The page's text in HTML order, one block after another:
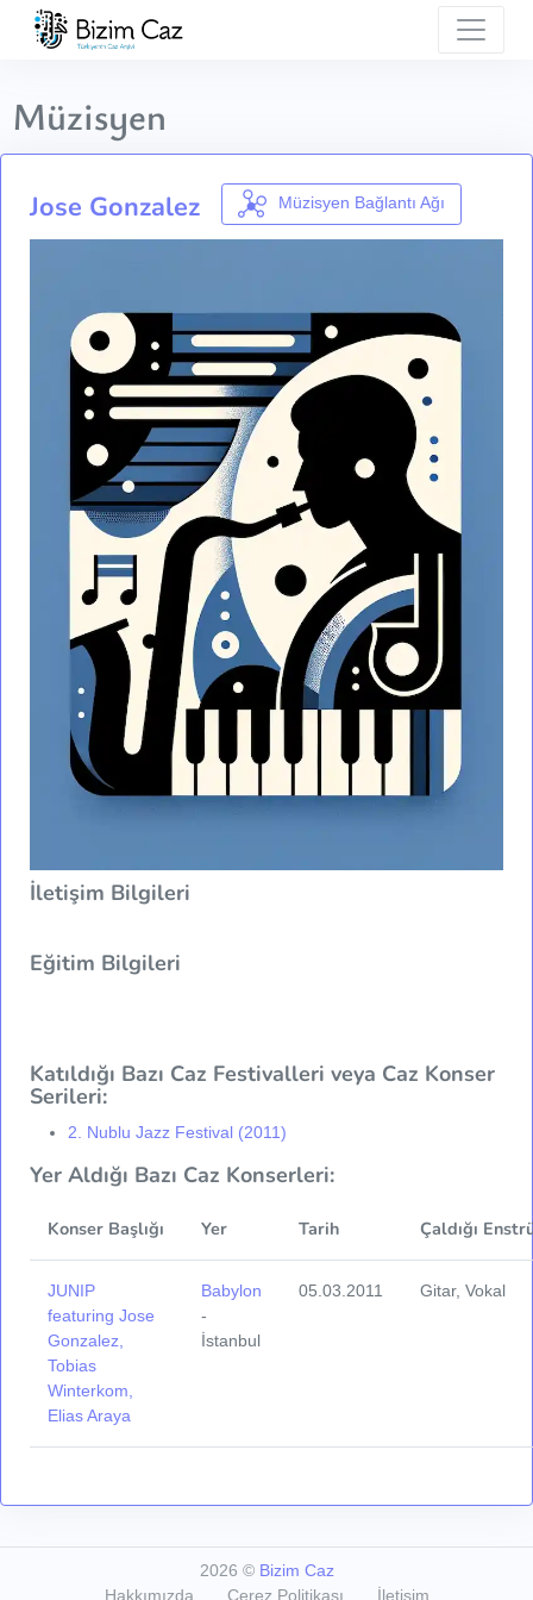
Müzisyen
Jose Gonzalez Müzisyen Bağlantı Ağı
İletişim Bilgileri
Eğitim Bilgileri
Katıldığı Bazı Caz Festivalleri veya Caz Konser
Serileri:
2. Nublu Jazz Festival (2011)
Yer Aldığı Bazı Caz Konserleri:
Konser Başlığı Yer Tarih Çaldığı
JUNIP
featuring Jose
Gonzalez,
Tobias
Winterkom,
Elias Araya
Babylon
-
İstanbul
05.03.2011 Gitar, Vokal
2026 © Bizim Caz
Hakkımızda
Çerez Politikası İletişim